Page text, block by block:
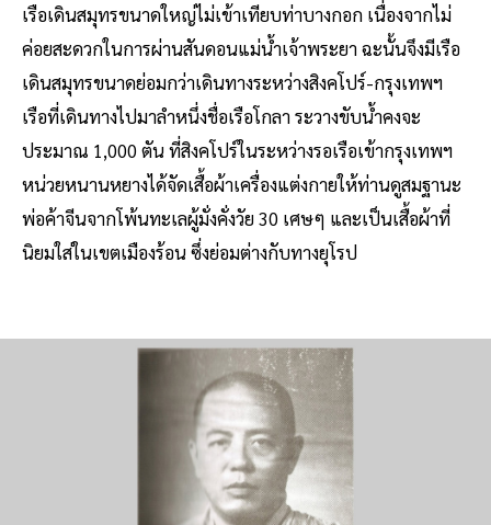
เรือเดินสมุทรขนาดใหญ่ไม่เข้าเทียบท่าบางกอก เนื่องจากไม่
ค่อยสะดวกในการผ่านสันดอนแม่น้ำเจ้าพระยา ฉะนั้นจึงมีเรือ
เดินสมุทรขนาดย่อมกว่าเดินทางระหว่างสิงคโปร์-กรุงเทพฯ
เรือที่เดินทางไปมาลำหนึ่งชื่อเรือโกลา ระวางขับน้ำคงจะ
ประมาณ 1,000 ตัน ที่สิงคโปร์ในระหว่างรอเรือเข้ากรุงเทพฯ
หน่วยหนานหยางได้จัดเสื้อผ้าเครื่องแต่งกายให้ท่านดูสมฐานะ
พ่อค้าจีนจากโพ้นทะเลผู้มั่งคั่งวัย 30 เศษๆ และเป็นเสื้อผ้าที่
นิยมใส่ในเขตเมืองร้อน ซึ่งย่อมต่างกับทางยุโรป